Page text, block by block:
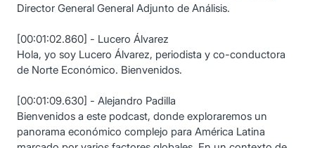
Director General General Adjunto de Análisis.
[00:01:02.860] - Lucero Álvarez
Hola, yo soy Lucero Álvarez, periodista y co-conductora
de Norte Económico. Bienvenidos.
[00:01:09.630] - Alejandro Padilla
Bienvenidos a este podcast, donde exploraremos un
panorama económico complejo para América Latina